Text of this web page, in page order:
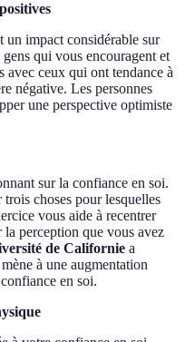
impact considérable sur
qui vous encouragent et
ceux qui ont tendance à
négative. Les personnes
une perspective optimiste
sur la confiance en soi.
choses pour lesquelles
vous aide à recentrer
perception que vous avez
de Californie a
à une augmentation
en soi.